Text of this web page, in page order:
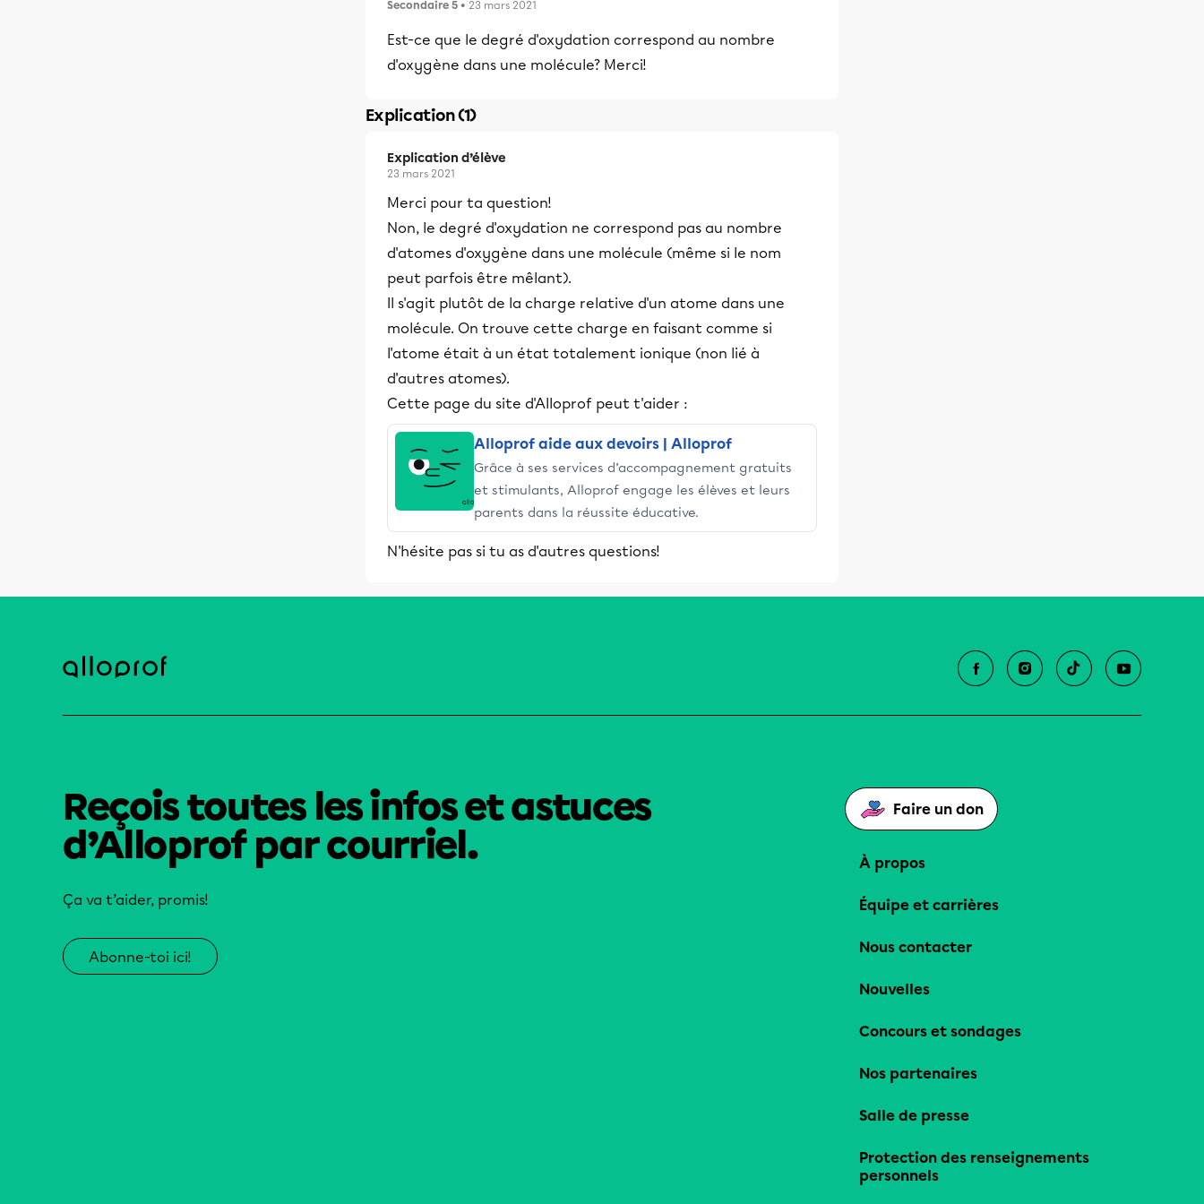
Secondaire 5 • 23 mars 2021
Est-ce que le degré d'oxydation correspond au nombre
d'oxygène dans une molécule? Merci!
Explication (1)
Explication d’élève
23 mars 2021
Merci pour ta question!
Non, le degré d'oxydation ne correspond pas au nombre
d'atomes d'oxygène dans une molécule (même si le nom
peut parfois être mêlant).
Il s'agit plutôt de la charge relative d'un atome dans une
molécule. On trouve cette charge en faisant comme si
l'atome était à un état totalement ionique (non lié à
d'autres atomes).
Cette page du site d'Alloprof peut t'aider :
Alloprof aide aux devoirs | Alloprof
Grâce à ses services d’accompagnement gratuits
et stimulants, Alloprof engage les élèves et leurs
parents dans la réussite éducative.
N'hésite pas si tu as d'autres questions!
Reçois toutes les infos et astuces
d’Alloprof par courriel.
Ça va t’aider, promis!
Abonne-toi ici!
Faire un don
À propos
Équipe et carrières
Nous contacter
Nouvelles
Concours et sondages
Nos partenaires
Salle de presse
Protection des renseignements
personnels